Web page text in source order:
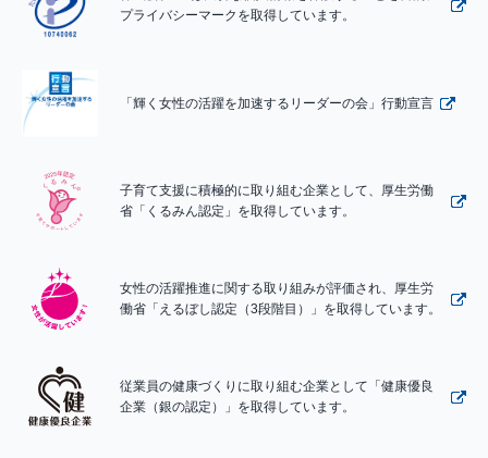
プライバシーマークを取得しています。
「輝く女性の活躍を加速するリーダーの会」行動宣言
子育て支援に積極的に取り組む企業として、厚生労働
省「くるみん認定」を取得しています。
女性の活躍推進に関する取り組みが評価され、厚生労
働省「えるぼし認定（3段階目）」を取得しています。
従業員の健康づくりに取り組む企業として「健康優良
企業（銀の認定）」を取得しています。